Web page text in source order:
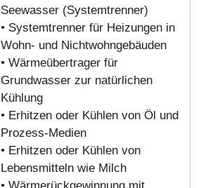
Seewasser (Systemtrenner)
• Systemtrenner für Heizungen in
Wohn- und Nichtwohngebäuden
• Wärmeübertrager für
Grundwasser zur natürlichen
Kühlung
• Erhitzen oder Kühlen von Öl und
Prozess-Medien
• Erhitzen oder Kühlen von
Lebensmitteln wie Milch
• Wärmerückgewinnung mit